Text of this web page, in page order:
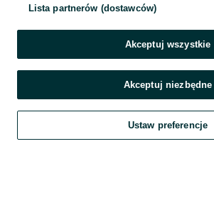
Szukaj Obserwujesz Dodaj
Lista partnerów (dostawców)
Akceptuj wszystkie
Akceptuj niezbędne
Ustaw preferencje